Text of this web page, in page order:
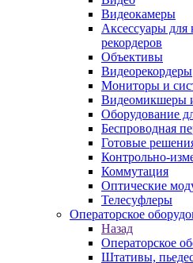
Видеокамеры
Аксессуары для
рекордеров
Объективы
Видеорекордеры
Мониторы и
Видеомикшеры
Оборудование
Беспроводная
Готовые
Контрольно-
Коммутация
Оптические
Телесуфлеры
Операторское
Назад
Операторское
Штативы,